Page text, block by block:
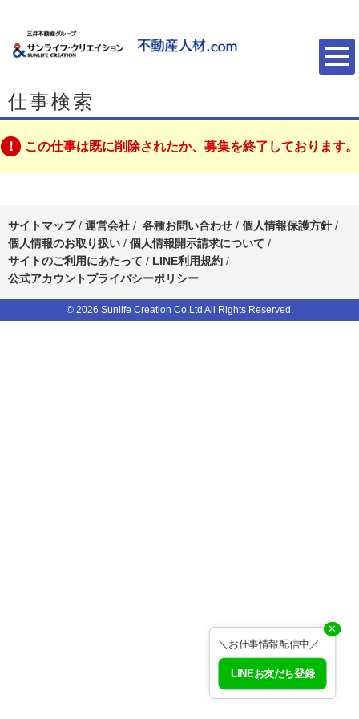
仕事検索
この仕事は既に削除されたか、募集を終了しております。
サイトマップ/ 運営会社 / 各種お問い合わせ / 個人情報保護方針 /
個人情報のお取り扱い / 個人情報開示請求について /
サイトのご利用にあたって / LINE利用規約 /
公式アカウントプライバシーポリシー
✕
＼お仕事情報配信中／
LINEお友だち登録
© 2026 Sunlife Creation Co.Ltd All Rights Reserved.